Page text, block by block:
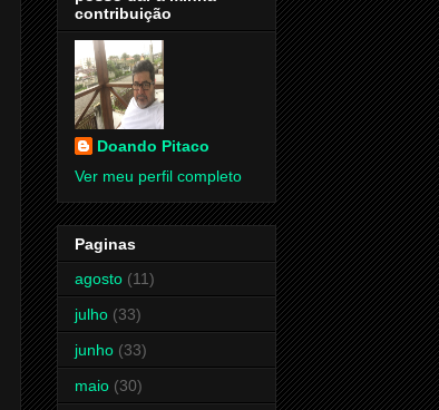
contribuição
Doando Pitaco
Ver meu perfil completo
Paginas
agosto (11)
julho (33)
junho (33)
maio (30)